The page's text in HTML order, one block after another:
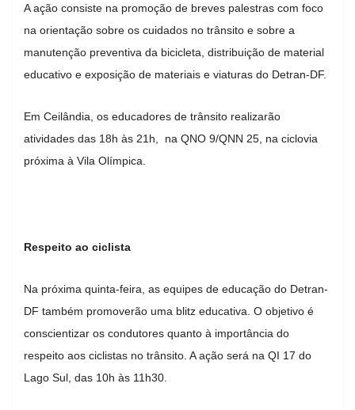
A ação consiste na promoção de breves palestras com foco
na orientação sobre os cuidados no trânsito e sobre a
manutenção preventiva da bicicleta, distribuição de material
educativo e exposição de materiais e viaturas do Detran-DF.
Em Ceilândia, os educadores de trânsito realizarão
atividades das 18h às 21h, na QNO 9/QNN 25, na ciclovia
próxima à Vila Olímpica.
Respeito ao ciclista
Na próxima quinta-feira, as equipes de educação do Detran-
DF também promoverão uma blitz educativa. O objetivo é
conscientizar os condutores quanto à importância do
respeito aos ciclistas no trânsito. A ação será na QI 17 do
Lago Sul, das 10h às 11h30.